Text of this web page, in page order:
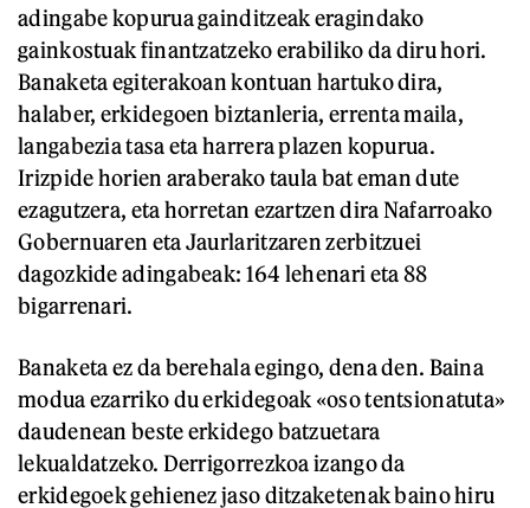
adingabe kopurua gainditzeak eragindako
gainkostuak finantzatzeko erabiliko da diru hori.
Banaketa egiterakoan kontuan hartuko dira,
halaber, erkidegoen biztanleria, errenta maila,
langabezia tasa eta harrera plazen kopurua.
Irizpide horien araberako taula bat eman dute
ezagutzera, eta horretan ezartzen dira Nafarroako
Gobernuaren eta Jaurlaritzaren zerbitzuei
dagozkide adingabeak: 164 lehenari eta 88
bigarrenari.
Banaketa ez da berehala egingo, dena den. Baina
modua ezarriko du erkidegoak «oso tentsionatuta»
daudenean beste erkidego batzuetara
lekualdatzeko. Derrigorrezkoa izango da
erkidegoek gehienez jaso ditzaketenak baino hiru